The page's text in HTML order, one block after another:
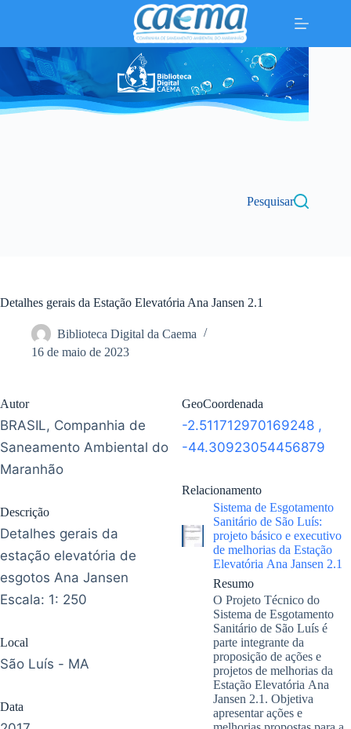
conteúdo
Pesquisar
Detalhes gerais da Estação Elevatória Ana Jansen 2.1
Biblioteca Digital da Caema
16 de maio de 2023
Autor
BRASIL, Companhia de
Saneamento Ambiental do
Maranhão
Descrição
Detalhes gerais da
estação elevatória de
esgotos Ana Jansen
Escala: 1: 250
Local
São Luís - MA
Data
GeoCoordenada
-2.511712970169248 ,
-44.30923054456879
Relacionamento
Sistema de Esgotamento
Sanitário de São Luís:
projeto básico e executivo
de melhorias da Estação
Elevatória Ana Jansen 2.1
Resumo
O Projeto Técnico do
Sistema de Esgotamento
Sanitário de São Luís é
parte integrante da
proposição de ações e
projetos de melhorias da
Estação Elevatória Ana
Jansen 2.1. Objetiva
apresentar ações e